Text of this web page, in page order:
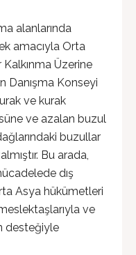
alanlarında
amacıyla Orta
Üzerine
Danışma Konseyi
ve kurak
ve azalan buzul
buzullar
Bu arada,
dış
Asya hükümetleri
ve
desteğiyle